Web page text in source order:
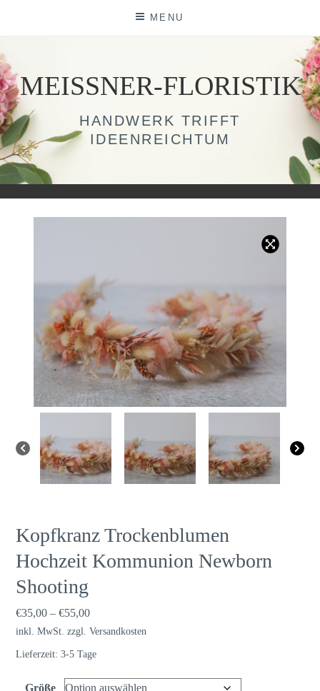
MENU
MEISSNER-FLORISTIK
HANDWERK TRIFFT
IDEENREICHTUM
Kopfkranz Trockenblumen
Hochzeit Kommunion Newborn
Shooting
€35,00 –€55,00
inkl. MwSt. zzgl.Versandkosten
Lieferzeit:3-5 Tage
Größe